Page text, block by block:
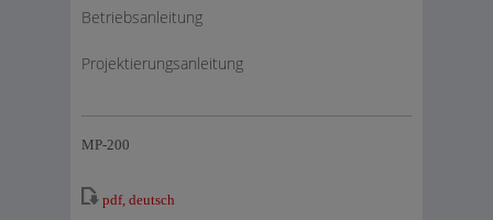
Betriebsanleitung
Projektierungsanleitung
MP-200
pdf, deutsch